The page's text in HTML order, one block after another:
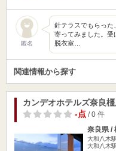
匿名
針テラスでもらった
寄ってみました。受
脱衣室…
関連情報から探す
カンデオホテルズ奈良
-点/ 0 件
奈良県 /
大和八木
大和八木